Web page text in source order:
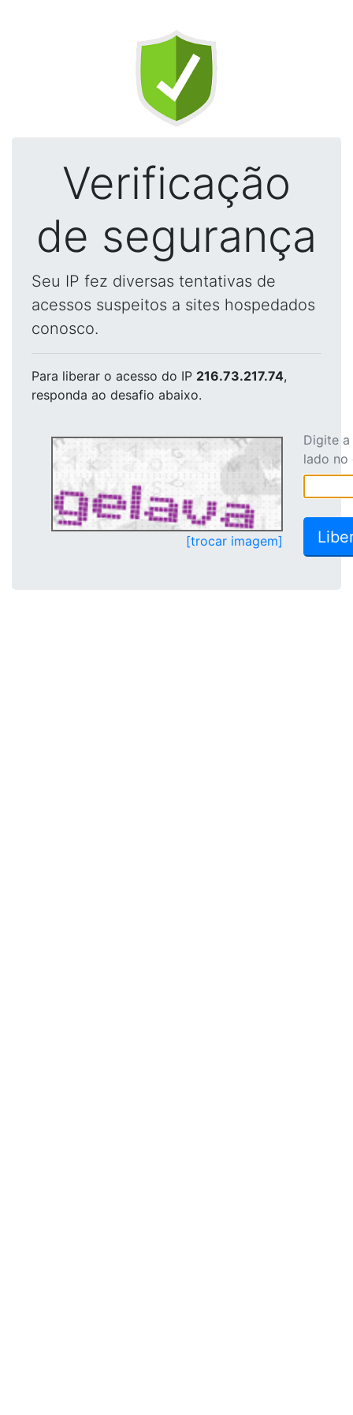
Verificação
de segurança
Seu IP fez diversas tentativas de
acessos suspeitos a sites hospedados
conosco.
Para liberar o acesso do IP 216.73.217.74,
responda ao desafio abaixo.
[trocar imagem]
Digite
lado no